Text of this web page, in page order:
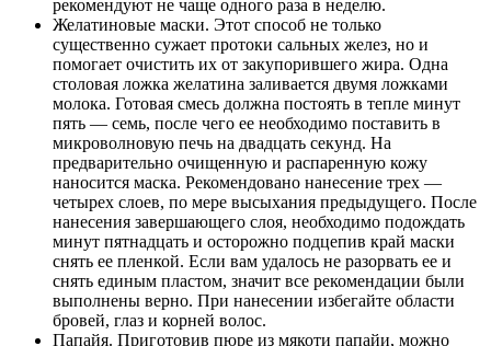
рекомендуют не чаще одного раза в неделю.
Желатиновые маски. Этот способ не только
существенно сужает протоки сальных желез, но и
помогает очистить их от закупорившего жира. Одна
столовая ложка желатина заливается двумя ложками
молока. Готовая смесь должна постоять в тепле минут
пять — семь, после чего ее необходимо поставить в
микроволновую печь на двадцать секунд. На
предварительно очищенную и распаренную кожу
наносится маска. Рекомендовано нанесение трех —
четырех слоев, по мере высыхания предыдущего. После
нанесения завершающего слоя, необходимо подождать
минут пятнадцать и осторожно подцепив край маски
снять ее пленкой. Если вам удалось не разорвать ее и
снять единым пластом, значит все рекомендации были
выполнены верно. При нанесении избегайте области
бровей, глаз и корней волос.
Папайя. Приготовив пюре из мякоти папайи, можно